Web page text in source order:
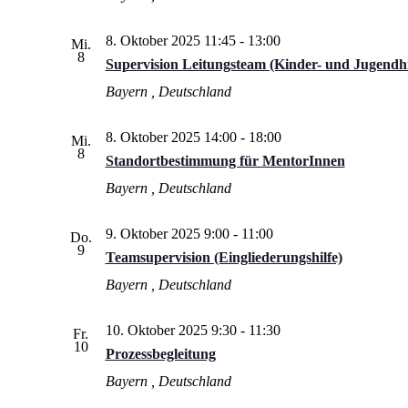
Mi.
8
Supervision Leitungsteam (Kinder- und
8. Oktober 2025 11:45- 13:00
Bayern , Deutschland
Mi.
8
Standortbestimmung für MentorInnen
8. Oktober 2025 14:00- 18:00
Bayern , Deutschland
Do.
9
Teamsupervision (Eingliederungshilfe)
9. Oktober 2025 9:00- 11:00
Bayern , Deutschland
Fr.
10
Prozessbegleitung
10. Oktober 2025 9:30- 11:30
Bayern , Deutschland